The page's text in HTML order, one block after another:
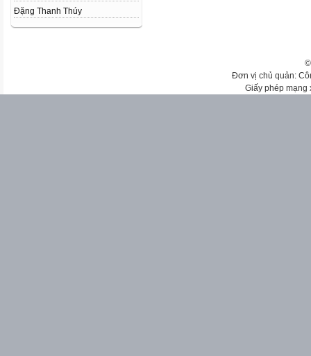
Đặng Thanh Thúy
Đơn vị chủ quản:
Giấy phép mạng